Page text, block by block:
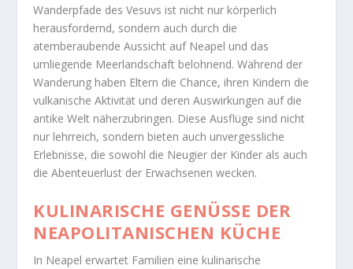
Wanderpfade des Vesuvs ist nicht nur körperlich
herausfordernd, sondern auch durch die
atemberaubende Aussicht auf Neapel und das
umliegende Meerlandschaft belohnend. Während der
Wanderung haben Eltern die Chance, ihren Kindern die
vulkanische Aktivität und deren Auswirkungen auf die
antike Welt näherzubringen. Diese Ausflüge sind nicht
nur lehrreich, sondern bieten auch unvergessliche
Erlebnisse, die sowohl die Neugier der Kinder als auch
die Abenteuerlust der Erwachsenen wecken.
KULINARISCHE GENÜSSE DER
NEAPOLITANISCHEN KÜCHE
In Neapel erwartet Familien eine kulinarische